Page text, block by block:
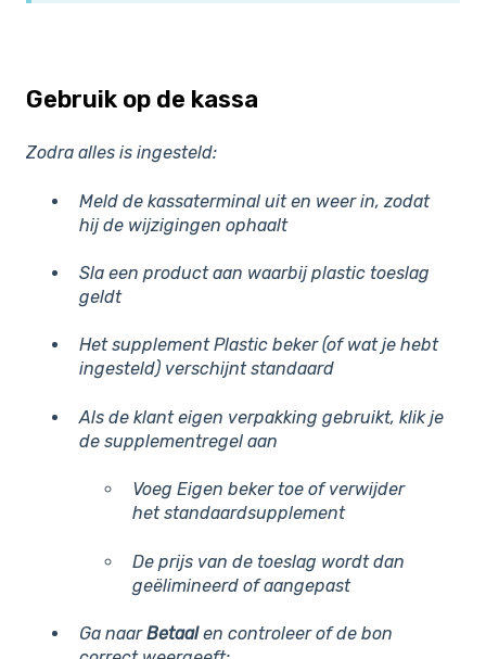
Gebruik op de kassa
Zodra alles is ingesteld:
Meld de kassaterminal uit en weer in, zodat
hij de wijzigingen ophaalt
Sla een product aan waarbij plastic toeslag
geldt
Het supplementPlastic beker(of wat je hebt
ingesteld) verschijnt standaard
Als de klant eigen verpakking gebruikt, klik je
de supplementregel aan
Voeg Eigen bekertoe of verwijder
het standaardsupplement
De prijs van de toeslag wordt dan
geëlimineerd of aangepast
Ga naarBetaalen controleer of de bon